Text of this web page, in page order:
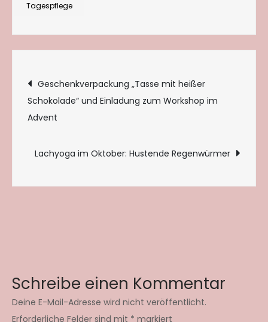
Tagespflege
Beitragsnavigation
Geschenkverpackung „Tasse mit heißer
Schokolade“ und Einladung zum Workshop im
Advent
Lachyoga im Oktober: Hustende Regenwürmer
Schreibe einen Kommentar
Deine E-Mail-Adresse wird nicht veröffentlicht.
Erforderliche Felder sind mit * markiert